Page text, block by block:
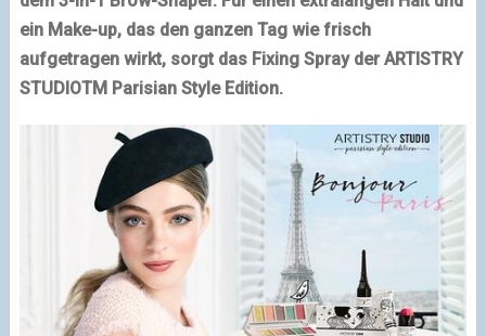
ein Make-up, das den ganzen Tag wie frisch
aufgetragen wirkt, sorgt das Fixing Spray der ARTISTRY
STUDIOTM Parisian Style Edition.